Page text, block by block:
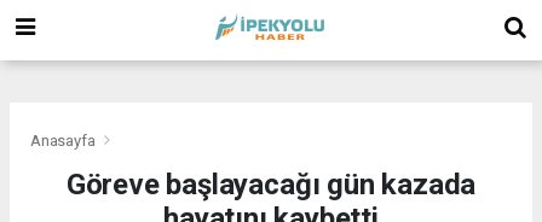
Anasayfa
Göreve başlayacağı gün kazada